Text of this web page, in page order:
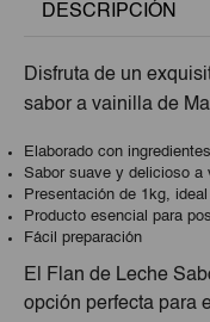
DESCRIPCIÓN
Disfruta de un
sabor a vainilla de
Elaborado con
Sabor suave y delicioso a
Presentación de 1kg,
Producto esencial para
Fácil preparación
El Flan de Leche
opción perfecta para